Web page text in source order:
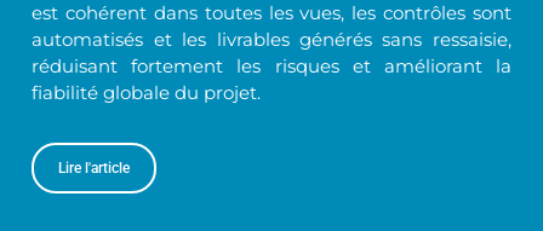
est cohérent dans toutes les vues, les contrôles sont
automatisés et les livrables générés sans ressaisie,
réduisant fortement les risques et améliorant la
fiabilité globale du projet.
Lire l'article